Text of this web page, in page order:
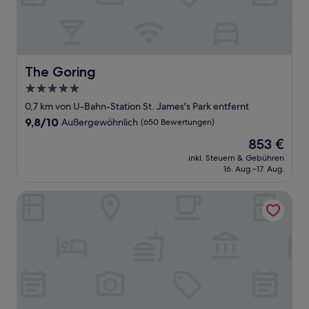
The Goring
The Goring
5.0-
Sterne-
Unterkunft
0,7 km von U-Bahn-Station St. James's Park entfernt
9.8
9,8/10 Außergewöhnlich (650 Bewertungen)
Der
Preis
beträgt
853 €
inkl. Steuern & Gebühren
16. Aug.–17. Aug.